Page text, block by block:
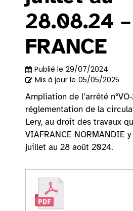
28.08.24
FRANCE
Publié le 29/07/2024
Mis à jour le 05/05/2025
Ampliation de l’arrêté
réglementation de la
Lery, au droit des travaux
VIAFRANCE NORMANDIE
juillet au 28 août 2024.